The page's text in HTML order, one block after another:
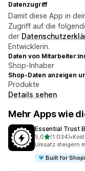
Datenzugriff
Damit diese App in
Zugriff auf die
der
Entwicklerin.
Daten von
Shop-Inhaber
Shop-Daten anzeigen
Produkte
Details sehen
Mehr Apps wie
Essential Trust
5,0von 5 Sternen
(1.034)
1034 •
Umsatz steigern
Built for